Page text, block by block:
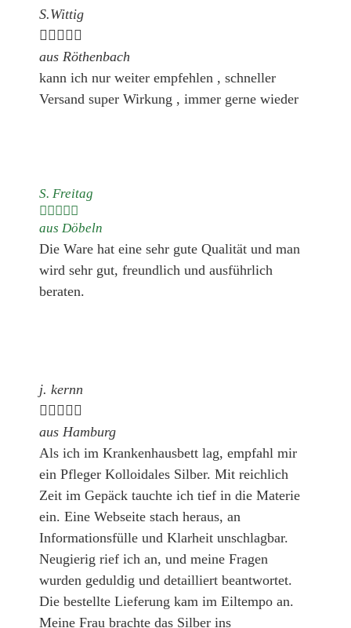
S.Wittig

aus Röthenbach
kann ich nur weiter empfehlen , schneller
Versand super Wirkung , immer gerne wieder
S. Freitag

aus Döbeln
Die Ware hat eine sehr gute Qualität und man
wird sehr gut, freundlich und ausführlich
beraten.
j. kernn

aus Hamburg
Als ich im Krankenhausbett lag, empfahl mir
ein Pfleger Kolloidales Silber. Mit reichlich
Zeit im Gepäck tauchte ich tief in die Materie
ein. Eine Webseite stach heraus, an
Informationsfülle und Klarheit unschlagbar.
Neugierig rief ich an, und meine Fragen
wurden geduldig und detailliert beantwortet.
Die bestellte Lieferung kam im Eiltempo an.
Meine Frau brachte das Silber ins